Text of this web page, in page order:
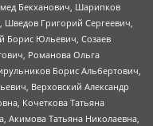
Бекханович, Шарипков
Григорий Сергеевич,
Борис Юльевич, Созаев
Романова Ольга
Борис Альбертович,
Верховский Александр
Кочеткова Татьяна
Акимова Татьяна Николаевна,